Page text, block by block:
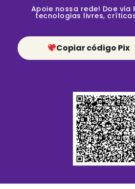
Apoie nossa rede! Doe via
tecnologias livres, críticas
Copiar código Pix